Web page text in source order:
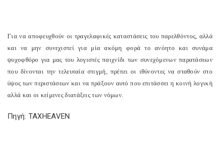
Για να αποφευχθούν οι τραγελαφικές καταστάσεις του παρελθόντος, αλλά
και να μην συνεχιστεί για μία ακόμη φορά το ανόητο και συνάμα
ψυχοφθόρο για μας του λογιστές παιχνίδι των συνεχόμενων παρατάσεων
που δίνονται την τελευταία στιγμή, πρέπει οι ιθύνοντες να σταθούν στο
ύψος των περιστάσεων και να πράξουν αυτό που επιτάσσει η κοινή λογική
αλλά και οι κείμενες διατάξεις των νόμων.
Πηγή: TAXHEAVEN